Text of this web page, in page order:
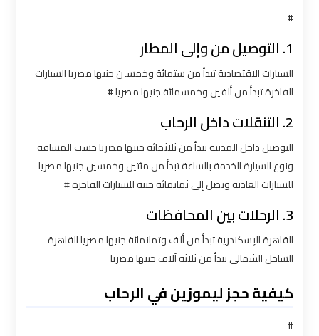
#
1. التوصيل من وإلى المطار
السيارات الاقتصادية تبدأ من ستمائة وخمسين جنيها مصريا السيارات
الفاخرة تبدأ من ألفين وخمسمائة جنيها مصريا #
2. التنقلات داخل الرحاب
التوصيل داخل المدينة يبدأ من ثلاثمائة جنيها مصريا حسب المسافة
ونوع السيارة الخدمة بالساعة تبدأ من مئتين وخمسين جنيها مصريا
للسيارات العادية وتصل إلى ثمانمائة جنيه للسيارات الفاخرة #
3. الرحلات بين المحافظات
القاهرة الإسكندرية تبدأ من ألف وثمانمائة جنيها مصريا القاهرة
الساحل الشمالي تبدأ من ثلاثة آلاف جنيها مصريا
كيفية حجز ليموزين في الرحاب
#
الإسكندرية
القاهرة
الاسكندرية
القاهرة
ليموزين
الاسكندريه
الغردقه
ليموزين
الاسكندريه
السويس